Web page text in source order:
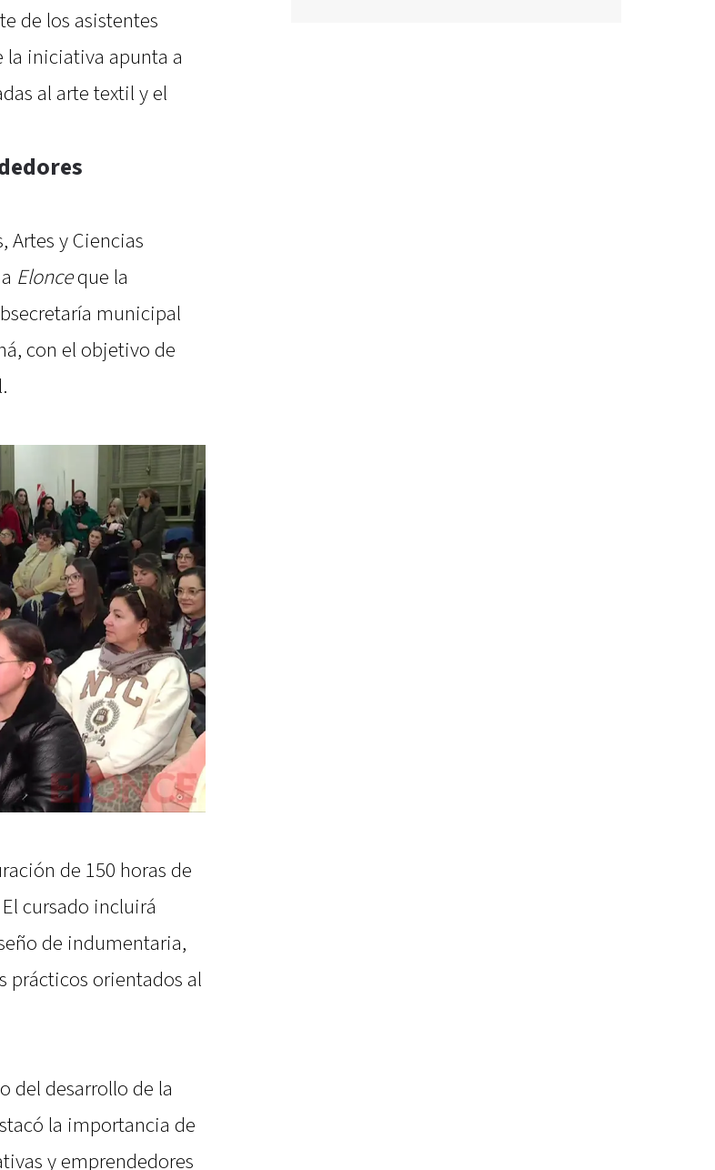
de los asistentes
la iniciativa apunta a
al arte textil y el
Artes y Ciencias
Elonceque la
municipal
con el objetivo de
de 150 horas de
cursado incluirá
de indumentaria,
prácticos orientados al
del desarrollo de la
la importancia de
y emprendedores